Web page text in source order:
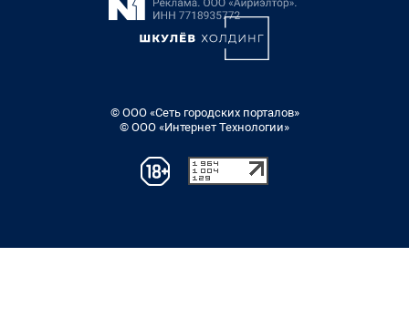
© ООО «Сеть городских порталов»
© ООО «Интернет Технологии»